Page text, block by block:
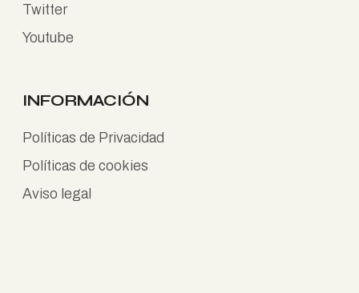
Twitter
Youtube
INFORMACIÓN
Políticas de Privacidad
Políticas de cookies
Aviso legal